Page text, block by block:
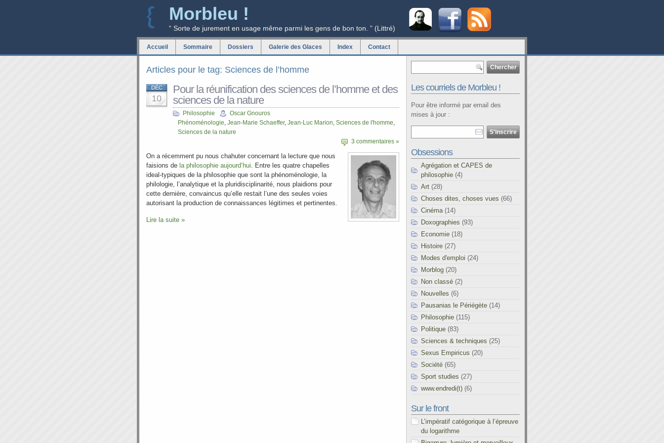
Morbleu !
“ Sorte de jurement en usage même parmi les gens de bon ton. ” (Littré)
Accueil Sommaire Dossiers Galerie des Glaces Index Contact
Articles pour le tag: Sciences de l’homme
DÉC
10
Pour la réunification des sciences de l’homme et des
sciences de la nature
Philosophie
Oscar Gnouros
Phénoménologie, Jean-Marie Schaeffer, Jean-Luc Marion, Sciences de l'homme,
Sciences de la nature
3 commentaires »
On a récemment pu nous chahuter concernant la lecture que nous
faisions de la philosophie aujourd’hui. Entre les quatre chapelles
ideal-typiques de la philosophie que sont la phénoménologie, la
philologie, l’analytique et la pluridisciplinarité, nous plaidions pour
cette dernière, convaincus qu’elle restait l’une des seules voies
autorisant la production de connaissances légitimes et pertinentes.
Lire la suite »
Les courriels de Morbleu !
Pour être informé par email des
mises à jour :
Obsessions
Agrégation et CAPES de
philosophie (4)
Art (28)
Choses dites, choses vues (66)
Cinéma (14)
Doxographies (93)
Economie (18)
Histoire (27)
Modes d'emploi (24)
Morblog (20)
Non classé (2)
Nouvelles (6)
Pausanias le Périégète (14)
Philosophie (115)
Politique (83)
Sciences & techniques (25)
Sexus Empiricus (20)
Société (65)
Sport studies (27)
www.endredi(t) (6)
Sur le front
L’impératif catégorique à l’épreuve
du logarithme